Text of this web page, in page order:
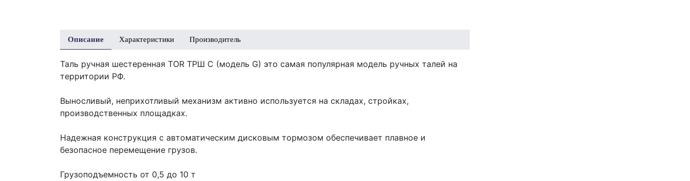
Описание Характеристики Производитель
Таль ручная шестеренная TOR ТРШ C (модель G) это самая популярная модель ручных талей на
территории РФ.
Выносливый, неприхотливый механизм активно используется на складах, стройках,
производственных площадках.
Надежная конструкция с автоматическим дисковым тормозом обеспечивает плавное и
безопасное перемещение грузов.
Грузоподъемность от 0,5 до 10 т